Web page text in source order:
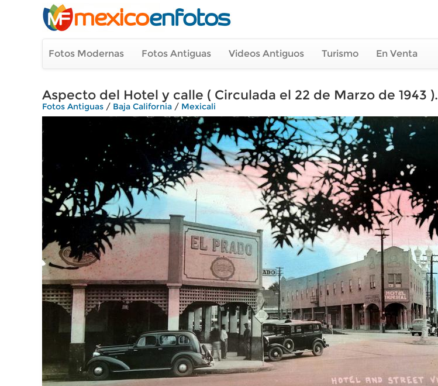
Fotos Modernas Fotos Antiguas Videos Antiguos Turismo En Venta
Aspecto del Hotel y calle ( Circulada el 22 de Marzo de 1943 ).
Fotos Antiguas / Baja California / Mexicali